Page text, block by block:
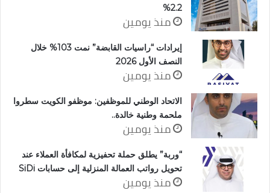
2.2%
منذ يومين
إيرادات “راسيات القابضة” نمت 103% خلال
النصف الأول 2026
منذ يومين
الاتحاد الوطني للموظفين: موظفو الكويت سطروا
ملحمة وطنية خالدة..
منذ يومين
“وربة” يطلق حملة تحفيزية لمكافأة العملاء عند
تحويل رواتب العمالة المنزلية إلى حسابات SiDi
منذ يومين